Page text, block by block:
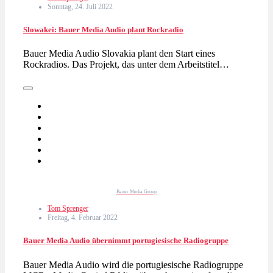
Sonntag, 24. Juli 2022
Slowakei: Bauer Media Audio plant Rockradio
Bauer Media Audio Slovakia plant den Start eines
Rockradios. Das Projekt, das unter dem Arbeitstitel…
Bauer Media Group
Tom Sprenger
Freitag, 4. Februar 2022
Bauer Media Audio übernimmt portugiesische Radiogruppe
Bauer Media Audio wird die portugiesische Radiogruppe